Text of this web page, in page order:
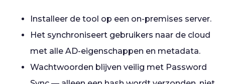
Installeer de tool op een on-premises server.
Het synchroniseert gebruikers naar de cloud
met alle AD-eigenschappen en metadata.
Wachtwoorden blijven veilig met Password